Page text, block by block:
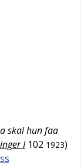
skal hun faa
I 102 1923)